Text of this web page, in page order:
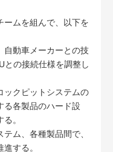
ームを組んで、以下を
自動車メーカーとの技
との接続仕様を調整し
ックピットシステムの
る各製品のハード設
。
ム、各種製品間で、
する。